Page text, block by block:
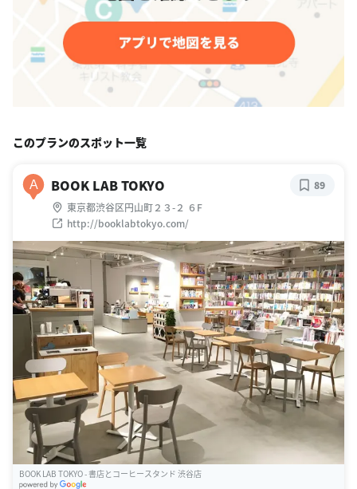
このプランのスポット一覧
A BOOK LAB TOKYO
東京都渋谷区円山町２３-２ ６F
http://booklabtokyo.com/
89
BOOK LAB TOKYO - 書店とコーヒースタンド 渋谷店